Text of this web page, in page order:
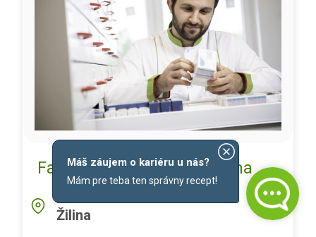
Farmaceut/ka - Bulvár, Žilina
LOKALITA
Žilina
Máš záujem o kariéru u nás?
Mám pre teba ten správny recept!